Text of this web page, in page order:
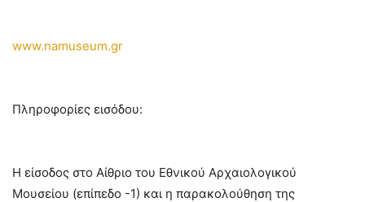
www.namuseum.gr
Πληροφορίες εισόδου:
Η είσοδος στο Αίθριο του Εθνικού Αρχαιολογικού
Μουσείου (επίπεδο -1) και η παρακολούθηση της